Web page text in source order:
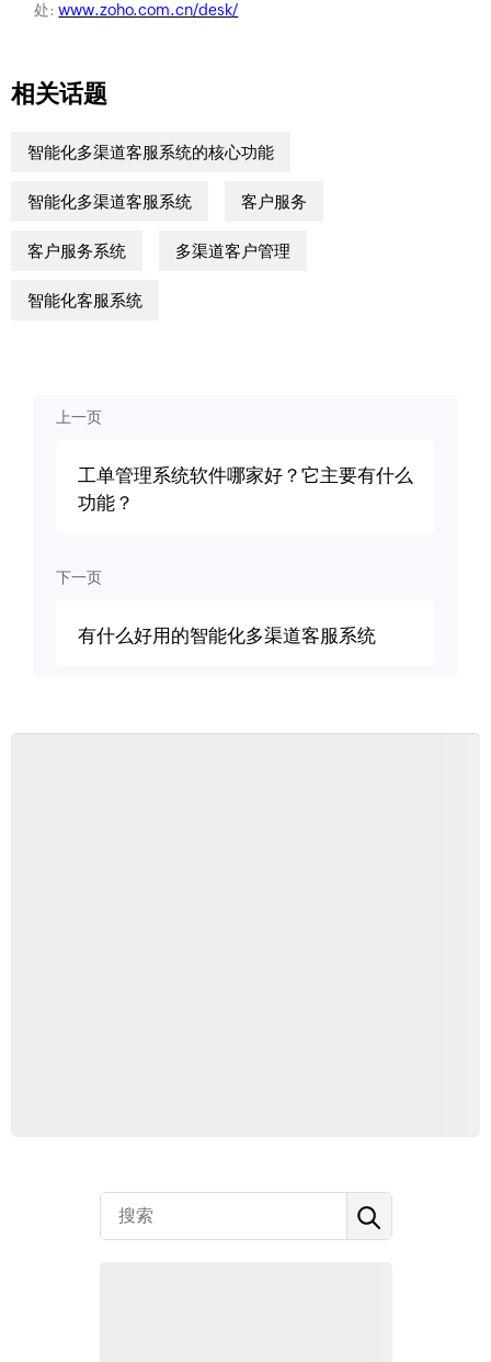
处:www.zoho.com.cn/desk/
相关话题
智能化多渠道客服系统的核心功能
智能化多渠道客服系统 客户服务
客户服务系统 多渠道客户管理
智能化客服系统
上一页
工单管理系统软件哪家好？它主要有什么
功能？
下一页
有什么好用的智能化多渠道客服系统